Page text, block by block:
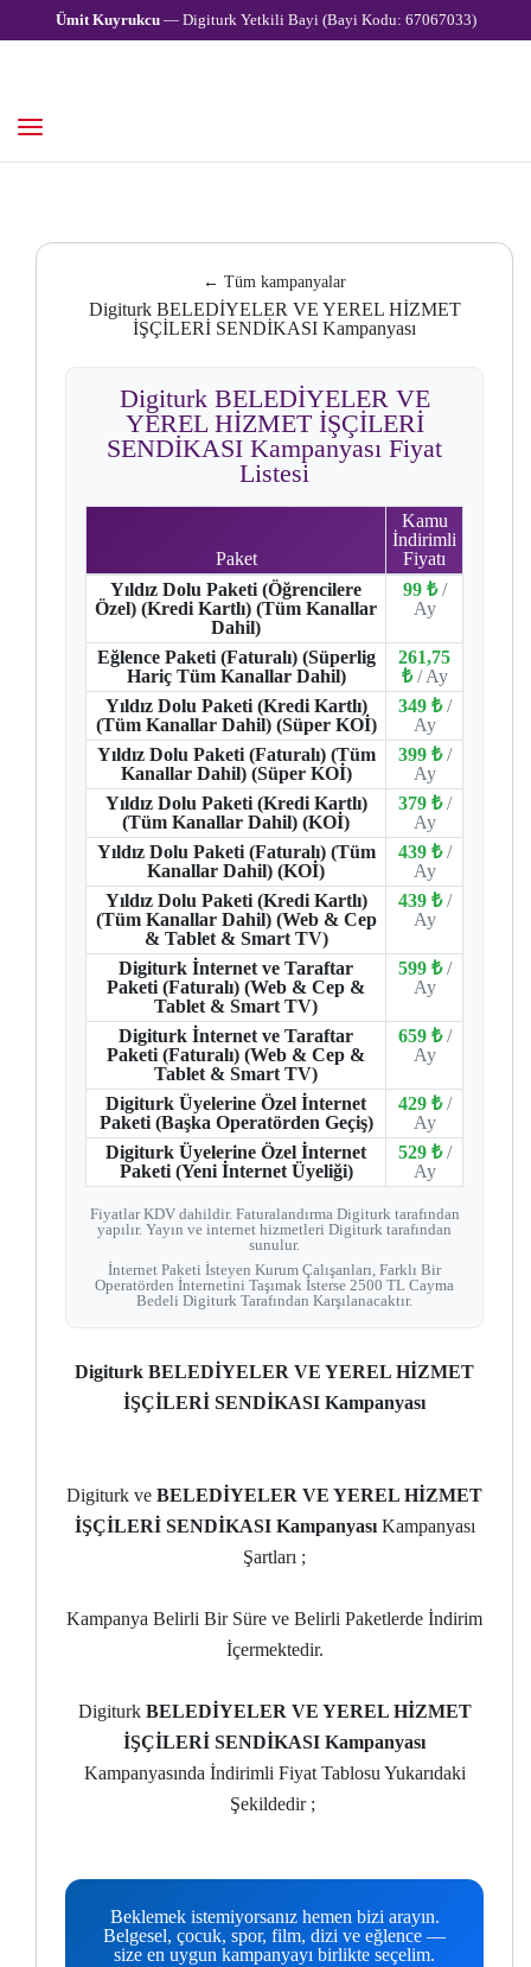
Ümit Kuyrukcu— Digiturk Yetkili Bayi (Bayi Kodu: 67067033)
← Tüm kampanyalar
Digiturk BELEDİYELER VE YEREL HİZMET
İŞÇİLERİ SENDİKASI Kampanyası
Digiturk BELEDİYELER VE
YEREL HİZMET İŞÇİLERİ
SENDİKASI Kampanyası Fiyat
Listesi
Paket
Kamu
İndirimli
Fiyatı
Yıldız Dolu Paketi (Öğrencilere
Özel) (Kredi Kartlı) (Tüm Kanallar
Dahil)
99 ₺ /
Ay
Eğlence Paketi (Faturalı) (Süperlig
Hariç Tüm Kanallar Dahil)
261,75
₺ / Ay
Yıldız Dolu Paketi (Kredi Kartlı)
(Tüm Kanallar Dahil) (Süper KOİ)
349 ₺ /
Ay
Yıldız Dolu Paketi (Faturalı) (Tüm
Kanallar Dahil) (Süper KOİ)
399 ₺ /
Ay
Yıldız Dolu Paketi (Kredi Kartlı)
(Tüm Kanallar Dahil) (KOİ)
379 ₺ /
Ay
Yıldız Dolu Paketi (Faturalı) (Tüm
Kanallar Dahil) (KOİ)
439 ₺ /
Ay
Yıldız Dolu Paketi (Kredi Kartlı)
(Tüm Kanallar Dahil) (Web & Cep
& Tablet & Smart TV)
439 ₺ /
Ay
Digiturk İnternet ve Taraftar
Paketi (Faturalı) (Web & Cep &
Tablet & Smart TV)
599 ₺ /
Ay
Digiturk İnternet ve Taraftar
Paketi (Faturalı) (Web & Cep &
Tablet & Smart TV)
659 ₺ /
Ay
Digiturk Üyelerine Özel İnternet
Paketi (Başka Operatörden Geçiş)
429 ₺ /
Ay
Digiturk Üyelerine Özel İnternet
Paketi (Yeni İnternet Üyeliği)
529 ₺ /
Ay
Fiyatlar KDV dahildir. Faturalandırma Digiturk tarafından
yapılır. Yayın ve internet hizmetleri Digiturk tarafından
sunulur.
İnternet Paketi İsteyen Kurum Çalışanları, Farklı Bir
Operatörden İnternetini Taşımak İsterse 2500 TL Cayma
Bedeli Digiturk Tarafından Karşılanacaktır.
Digiturk BELEDİYELER VE YEREL HİZMET
İŞÇİLERİ SENDİKASI Kampanyası
Digiturk ve BELEDİYELER VE YEREL HİZMET
İŞÇİLERİ SENDİKASI KampanyasıKampanyası
Şartları ;
Kampanya Belirli Bir Süre ve Belirli Paketlerde İndirim
İçermektedir.
Digiturk BELEDİYELER VE YEREL HİZMET
İŞÇİLERİ SENDİKASI Kampanyası
Kampanyasında İndirimli Fiyat Tablosu Yukarıdaki
Şekildedir ;
Beklemek istemiyorsanız hemen bizi arayın.
Belgesel, çocuk, spor, film, dizi ve eğlence —
size en uygun kampanyayı birlikte seçelim.